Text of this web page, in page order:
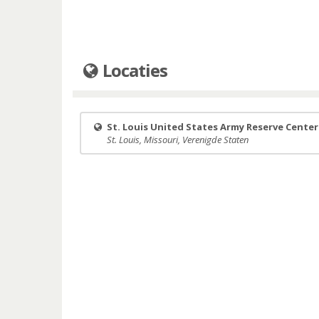
Locaties
St. Louis United States Army Reserve
St. Louis, Missouri, Verenigde Staten